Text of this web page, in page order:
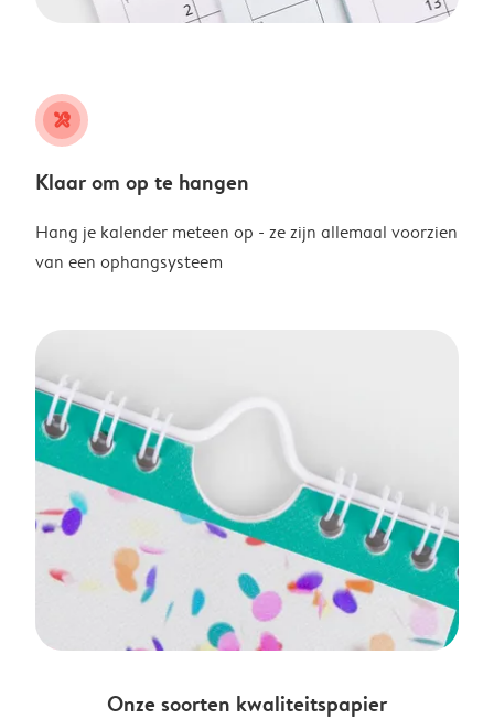
tools
Klaar om op te hangen
Hang je kalender meteen op - ze zijn allemaal voorzien
van een ophangsysteem
Onze soorten kwaliteitspapier